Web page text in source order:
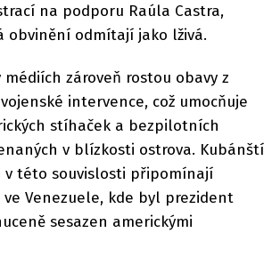
na podporu Raúla Castra,
obvinění odmítají jako lživá.
zároveň rostou obavy z
intervence, což umocňuje
stíhaček a bezpilotních
v blízkosti ostrova. Kubánští
v této souvislosti připomínají
Venezuele, kde byl prezident
sesazen americkými